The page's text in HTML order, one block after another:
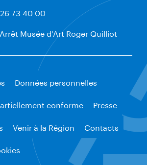
73 40 00
Musée d'Art Roger Quilliot
Données personnelles
conforme
Presse
Venir à la Région
Contacts